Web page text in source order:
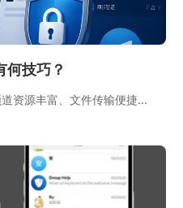
技巧？
资源丰富、文件传输便捷...